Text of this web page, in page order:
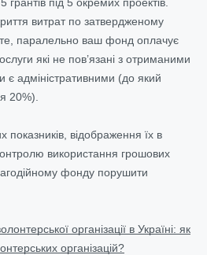
витрат по затвердженому
паралельно ваш фонд оплачує
які не пов’язані з отриманими
є адміністративними (до який
20%).
показників, відображення їх в
використання грошових
фонду порушити
організації в Україні: як
організацій?